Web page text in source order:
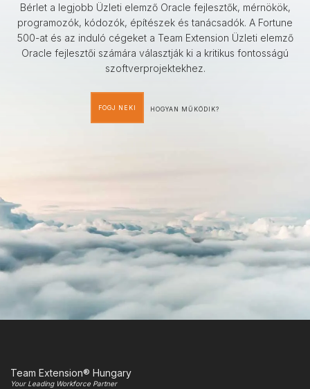
Bérlet a legjobb Üzleti elemző Oracle fejlesztők, mérnökök,
programozók, kódozók, építészek és tanácsadók. A Fortune
500-at és az induló cégeket a Team Extension Üzleti elemző
Oracle fejlesztői számára választják ki a kritikus fontosságú
szoftverprojektekhez.
FOGJ NEKI HOGYAN MŰKÖDIK?
Team Extension® Hungary
Your Leading Workforce Partner